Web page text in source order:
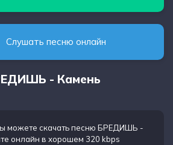
Слушать песню онлайн
- Камень
можете скачать песню БРЕДИШЬ -
онлайн в хорошем 320 kbps